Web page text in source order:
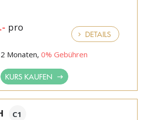
pro
Monaten, 0% Gebühren
DETAILS
KURS KAUFEN
C1